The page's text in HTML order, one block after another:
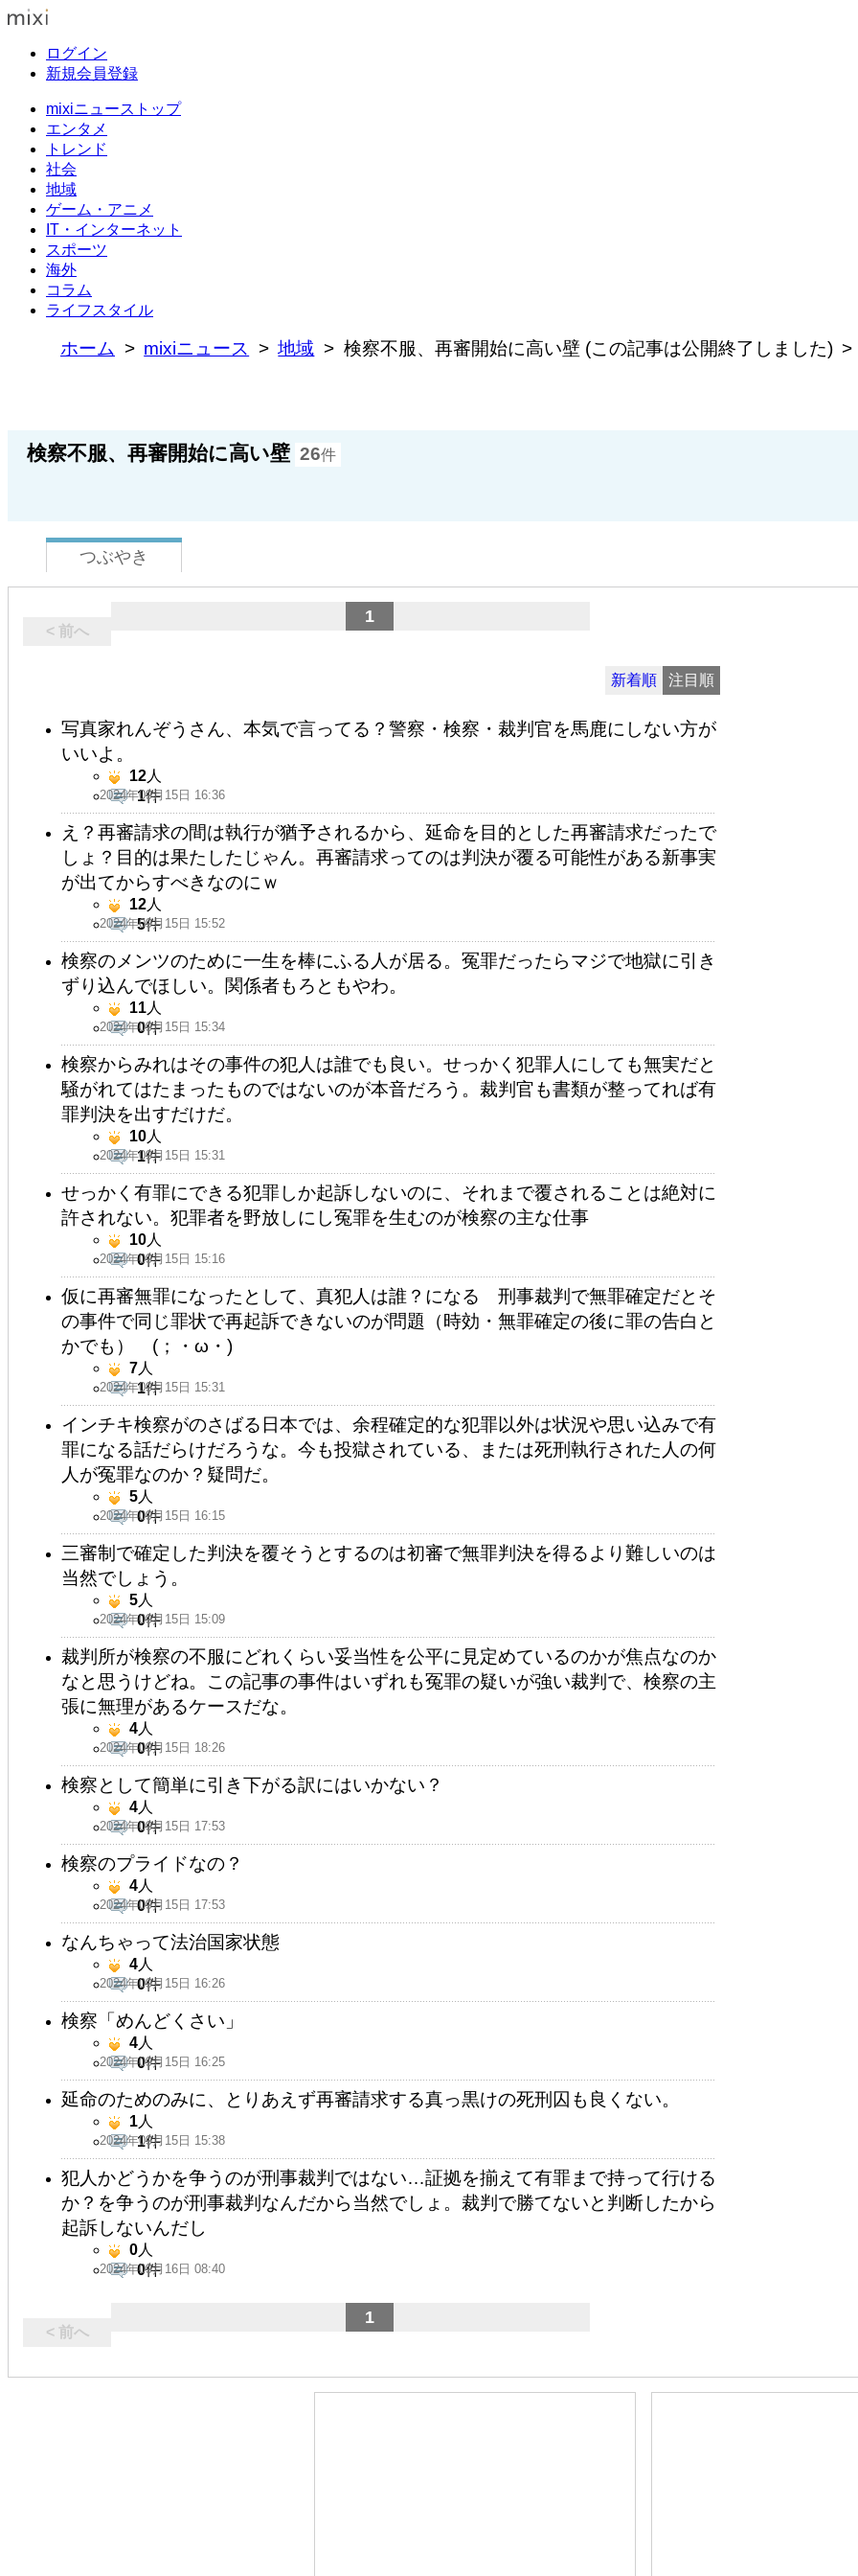
ログイン
新規会員登録
mixiニューストップ
エンタメ
トレンド
社会
地域
ゲーム・アニメ
IT・インターネット
スポーツ
海外
コラム
ライフスタイル
ホーム mixiニュース 地域 検察不服、再審開始に高い壁 (この記事は公開終了しました)
検察不服、再審開始に高い壁 26件
つぶやき
< 前へ
1
新着順 注目順
写真家れんぞうさん、本気で言ってる？警察・検察・裁判官を馬鹿にしない方が
いいよ。
2024年09月15日 16:36
12人
1件
え？再審請求の間は執行が猶予されるから、延命を目的とした再審請求だったで
しょ？目的は果たしたじゃん。再審請求ってのは判決が覆る可能性がある新事実
が出てからすべきなのにｗ
2024年09月15日 15:52
12人
5件
検察のメンツのために一生を棒にふる人が居る。冤罪だったらマジで地獄に引き
ずり込んでほしい。関係者もろともやわ。
2024年09月15日 15:34
11人
0件
検察からみれはその事件の犯人は誰でも良い。せっかく犯罪人にしても無実だと
騒がれてはたまったものではないのが本音だろう。裁判官も書類が整ってれば有
罪判決を出すだけだ。
2024年09月15日 15:31
10人
1件
せっかく有罪にできる犯罪しか起訴しないのに、それまで覆されることは絶対に
許されない。犯罪者を野放しにし冤罪を生むのが検察の主な仕事
2024年09月15日 15:16
10人
0件
仮に再審無罪になったとして、真犯人は誰？になる 刑事裁判で無罪確定だとそ
の事件で同じ罪状で再起訴できないのが問題（時効・無罪確定の後に罪の告白と
かでも） (；・ω・)
2024年09月15日 15:31
7人
1件
インチキ検察がのさばる日本では、余程確定的な犯罪以外は状況や思い込みで有
罪になる話だらけだろうな。今も投獄されている、または死刑執行された人の何
人が冤罪なのか？疑問だ。
2024年09月15日 16:15
5人
0件
三審制で確定した判決を覆そうとするのは初審で無罪判決を得るより難しいのは
当然でしょう。
2024年09月15日 15:09
5人
0件
裁判所が検察の不服にどれくらい妥当性を公平に見定めているのかが焦点なのか
なと思うけどね。この記事の事件はいずれも冤罪の疑いが強い裁判で、検察の主
張に無理があるケースだな。
2024年09月15日 18:26
4人
0件
検察として簡単に引き下がる訳にはいかない？
2024年09月15日 17:53
4人
0件
検察のプライドなの？
2024年09月15日 17:53
4人
0件
なんちゃって法治国家状態
2024年09月15日 16:26
4人
0件
検察「めんどくさい」
2024年09月15日 16:25
4人
0件
延命のためのみに、とりあえず再審請求する真っ黒けの死刑囚も良くない。
2024年09月15日 15:38
1人
1件
犯人かどうかを争うのが刑事裁判ではない…証拠を揃えて有罪まで持って行ける
か？を争うのが刑事裁判なんだから当然でしょ。裁判で勝てないと判断したから
起訴しないんだし
2024年09月16日 08:40
0人
0件
< 前へ
1